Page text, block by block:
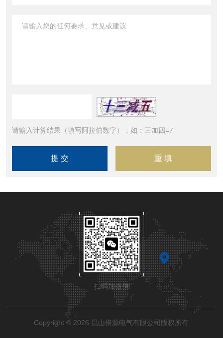
请输入计算结果（填写阿拉伯数字），如：三加四=7
扫码加微信
Copyright © 2026 昆山倍源电气有限公司版权所有